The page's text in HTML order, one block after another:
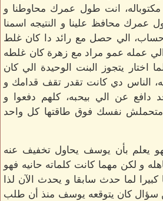
انت طول عمرك محاوطنا و
محافظ علينا و النتيجه اسمنا
حساب، الي حصل مع رائد دا كان غلط
عمله عمو مراد مع زهرة كان غلطه
اختار يتجوز البنت الوحيدة الي كان
الناس دي كانت تقدر تقف قدامك و
دافع عن الي بيحبه، كلهم دفعوا و
متحملش نفسك فوق طاقتها كل واحد
يعلم بأن يوسف يحاول تخفيف عنه
و لكن مهما كانت كلماته حانيه فهو
لما حدث سابقا و يحدث الآن لذا
سؤال كان يتوقعه يوسف منذ أن طلب